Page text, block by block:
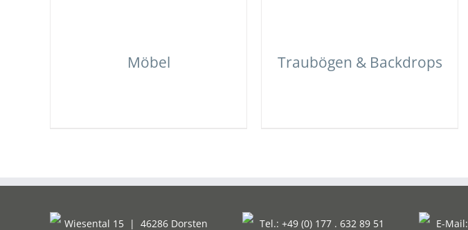
Möbel Traubögen & Backdrops
Wiesental 15 | 46286 Dorsten Tel.: +49 (0) 177 . 632 89 51 E-Mail: